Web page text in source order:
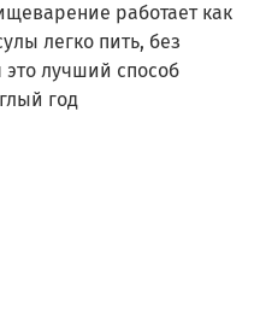
работает как
легко пить, без
лучший способ
год